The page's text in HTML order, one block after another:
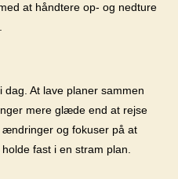
at håndtere op- og nedture
dag. At lave planer sammen
mere glæde end at rejse
og fokuser på at
fast i en stram plan.